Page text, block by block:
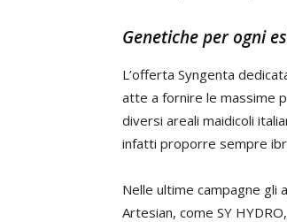
Genetiche per ogni
L’offerta Syngenta
atte a fornire le massime
diversi areali maidicoli
infatti proporre sempre
Nelle ultime campagne
Artesian, come SY